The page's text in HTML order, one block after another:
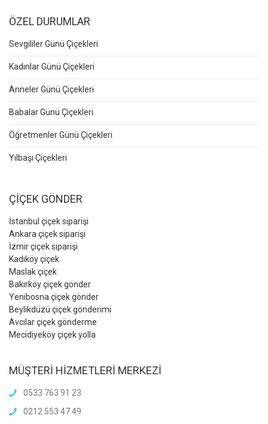
ÖZEL DURUMLAR
Sevgililer Günü Çiçekleri
Kadınlar Günü Çiçekleri
Anneler Günü Çiçekleri
Babalar Günü Çiçekleri
Öğretmenler Günü Çiçekleri
Yılbaşı Çiçekleri
ÇİÇEK GÖNDER
İstanbul çiçek siparişi
Ankara çiçek siparişi
İzmir çiçek siparişi
Kadıköy çiçek
Maslak çiçek
Bakırköy çiçek gönder
Yenibosna çiçek gönder
Beylikdüzü çiçek gönderimi
Avcılar çiçek gönderme
Mecidiyeköy çiçek yolla
MÜŞTERİ HİZMETLERİ MERKEZİ
0533 763 91 23
0212 553 47 49